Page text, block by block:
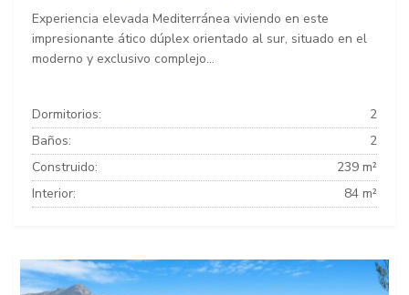
Experiencia elevada Mediterránea viviendo en este
impresionante ático dúplex orientado al sur, situado en el
moderno y exclusivo complejo...
Dormitorios:
2
Baños:
2
Construido:
239 m²
Interior:
84 m²